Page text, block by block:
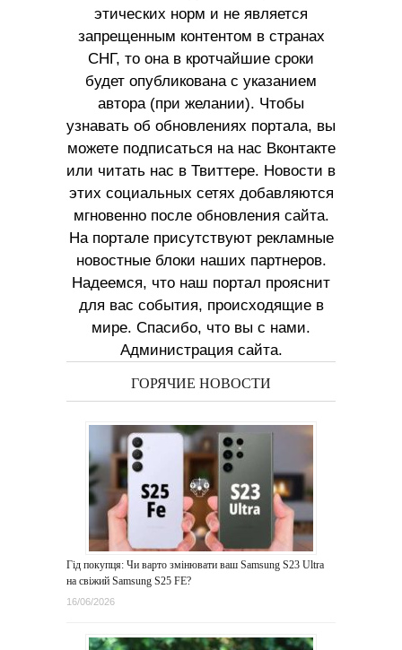
этических норм и не является
запрещенным контентом в странах
СНГ, то она в кротчайшие сроки
будет опубликована с указанием
автора (при желании). Чтобы
узнавать об обновлениях портала, вы
можете подписаться на нас Вконтакте
или читать нас в Твиттере. Новости в
этих социальных сетях добавляются
мгновенно после обновления сайта.
На портале присутствуют рекламные
новостные блоки наших партнеров.
Надеемся, что наш портал прояснит
для вас события, происходящие в
мире. Спасибо, что вы с нами.
Администрация сайта.
ГОРЯЧИЕ НОВОСТИ
Гід покупця: Чи варто змінювати ваш Samsung S23 Ultra
на свіжий Samsung S25 FE?
16/06/2026